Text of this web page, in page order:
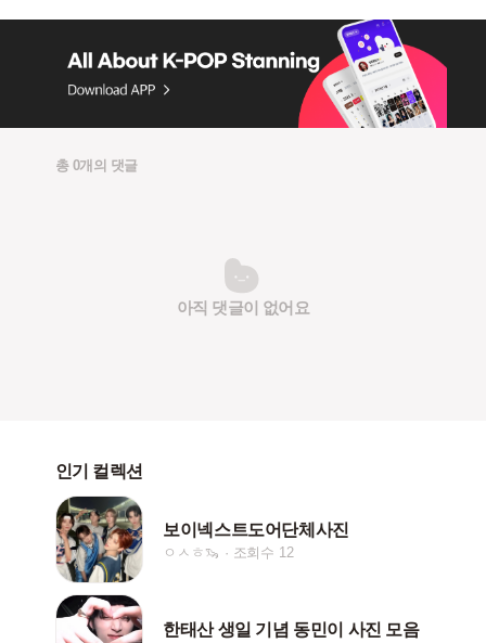
총 0개의 댓글
아직 댓글이 없어요
인기 컬렉션
보이넥스트도어단체사진
ㅇㅅㅎ🦦 조회수 12
한태산 생일 기념 동민이 사진 모음